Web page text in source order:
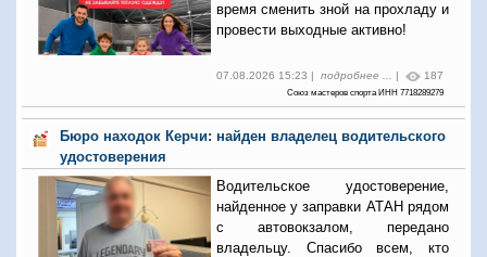
время сменить зной на прохладу и
провести выходные активно!
07.08.2026 15:23 | подробнее ... | 187
Союз мастеров спорта ИНН 7718289279
Бюро находок Керчи: найден владелец водительского
удостоверения
Водительское удостоверение,
найденное у заправки АТАН рядом
с автовокзалом, передано
владельцу. Спасибо всем, кто